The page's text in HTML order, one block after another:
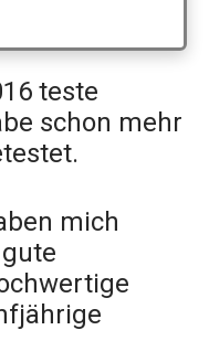
teste
schon mehr
mich